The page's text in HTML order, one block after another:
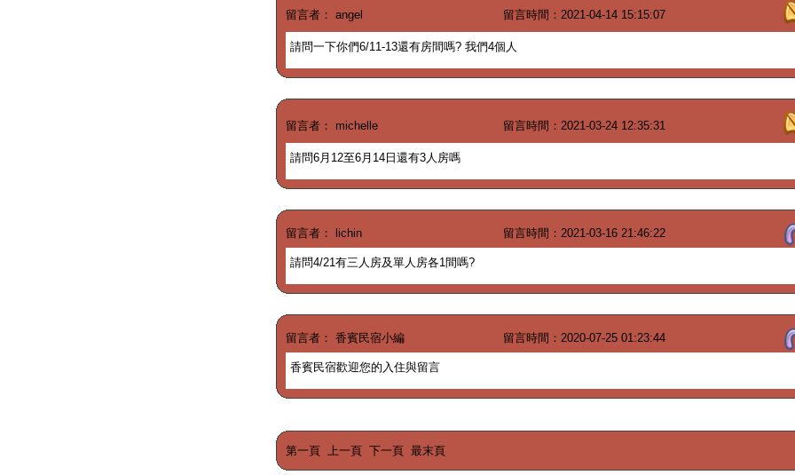
留言者： angel 留言時間：2021-04-14 15:15:07
請問一下你們6/11-13還有房間嗎? 我們4個人
留言者： michelle 留言時間：2021-03-24 12:35:31
請問6月12至6月14日還有3人房嗎
留言者： lichin 留言時間：2021-03-16 21:46:22
請問4/21有三人房及單人房各1間嗎?
留言者： 香賓民宿小編 留言時間：2020-07-25 01:23:44
香賓民宿歡迎您的入住與留言
第一頁 上一頁 下一頁 最末頁